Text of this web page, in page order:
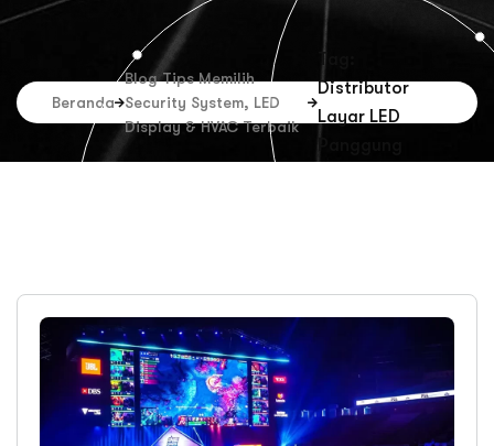
Beranda
Blog Tips Memilih
Security System, LED
Display & HVAC Terbaik
Tag:
Distributor
Layar LED